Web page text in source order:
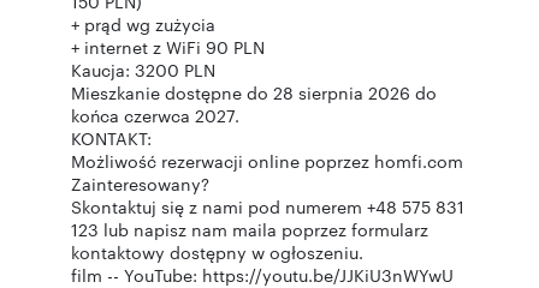
+ prąd wg zużycia
+ internet z WiFi 90 PLN
Kaucja: 3200 PLN
Mieszkanie dostępne do 28 sierpnia 2026 do
końca czerwca 2027.
KONTAKT:
Możliwość rezerwacji online poprzez homfi.com
Zainteresowany?
Skontaktuj się z nami pod numerem +48 575 831
123 lub napisz nam maila poprzez formularz
kontaktowy dostępny w ogłoszeniu.
film -- YouTube: https://youtu.be/JJKiU3nWYwU